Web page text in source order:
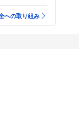
への取り組み